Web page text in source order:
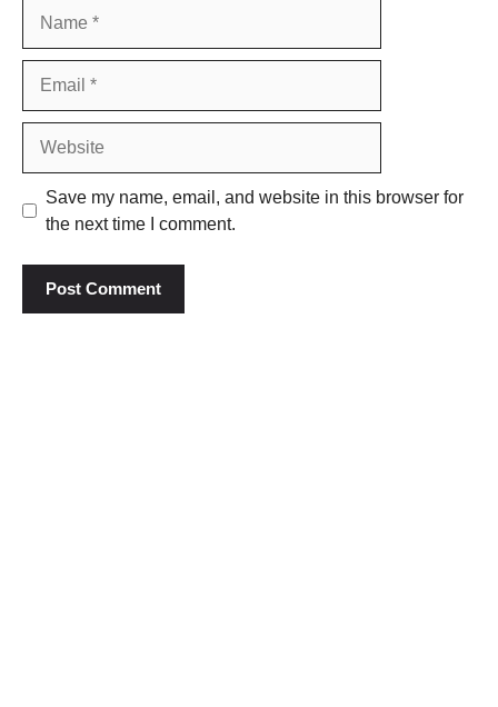
Save my name, email, and website in this browser for
the next time I comment.